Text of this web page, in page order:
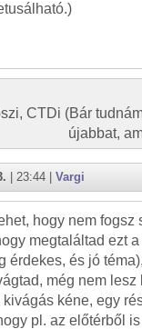
CTDi (Bár
újabbat,
| 23:44 | Vargi
hogy nem fogsz
megtaláltad ezt
érdekes, és jó
még nem lesz
kéne, egy
pl. az előtérből